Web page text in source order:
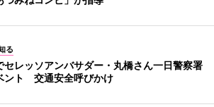
る
セレッソアンバサダー・丸橋さん一日警察署
ント 交通安全呼びかけ